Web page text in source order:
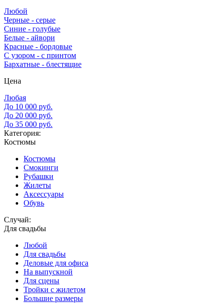
Любой
Черные - серые
Синие - голубые
Белые - айвори
Красные - бордовые
С узором - с принтом
Бархатные - блестящие
Цена
Любая
До 10 000 руб.
До 20 000 руб.
До 35 000 руб.
Категория:
Костюмы
Костюмы
Смокинги
Рубашки
Жилеты
Аксессуары
Обувь
Случай:
Для свадьбы
Любой
Для свадьбы
Деловые для офиса
На выпускной
Для сцены
Тройки с жилетом
Большие размеры